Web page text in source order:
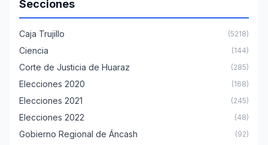
Secciones
Caja Trujillo (5218)
Ciencia (144)
Corte de Justicia de Huaraz (285)
Elecciones 2020 (168)
Elecciones 2021 (245)
Elecciones 2022 (48)
Gobierno Regional de Áncash (92)